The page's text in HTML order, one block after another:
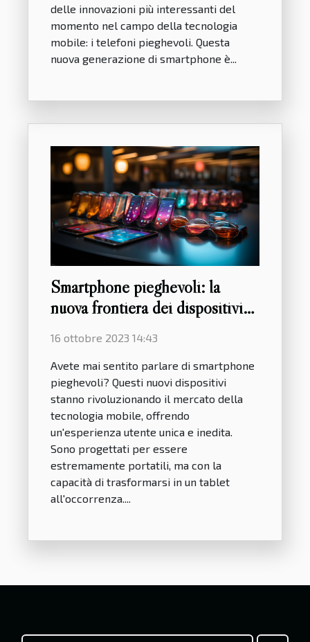
delle innovazioni più interessanti del
momento nel campo della tecnologia
mobile: i telefoni pieghevoli. Questa
nuova generazione di smartphone è...
Smartphone pieghevoli: la
nuova frontiera dei dispositivi
16 ottobre 2023 14:43
Avete mai sentito parlare di smartphone
pieghevoli? Questi nuovi dispositivi
stanno rivoluzionando il mercato della
tecnologia mobile, offrendo
un'esperienza utente unica e inedita.
Sono progettati per essere
estremamente portatili, ma con la
capacità di trasformarsi in un tablet
all'occorrenza....